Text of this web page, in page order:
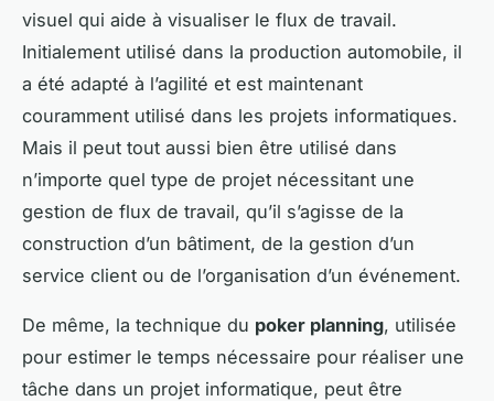
visuel qui aide à visualiser le flux de travail.
Initialement utilisé dans la production automobile, il
a été adapté à l’agilité et est maintenant
couramment utilisé dans les projets informatiques.
Mais il peut tout aussi bien être utilisé dans
n’importe quel type de projet nécessitant une
gestion de flux de travail, qu’il s’agisse de la
construction d’un bâtiment, de la gestion d’un
service client ou de l’organisation d’un événement.
De même, la technique du poker planning, utilisée
pour estimer le temps nécessaire pour réaliser une
tâche dans un projet informatique, peut être